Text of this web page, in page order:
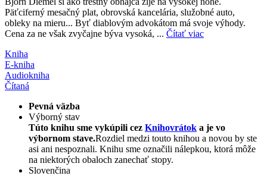
Päťciferný mesačný plat, obrovská kancelária, služobné auto,
obleky na mieru... Byť diablovým advokátom má svoje výhody.
Cena za ne však zvyčajne býva vysoká, ... Čítať viac
Kniha
E-kniha
Audiokniha
Čítaná
Pevná väzba
Výborný stav
Túto knihu sme vykúpili cez Knihovrátok a je vo
výbornom stave.Rozdiel medzi touto knihou a novou by ste
asi ani nespoznali. Knihu sme označili nálepkou, ktorá môže
na niektorých obaloch zanechať stopy.
Slovenčina